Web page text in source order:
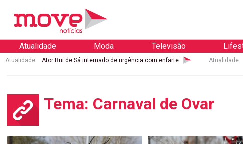
Atualidade Moda Televisão
Atualidade Ator Rui de Sá internado de urgência com enfarte Atualidade
Tema: Carnaval de Ovar